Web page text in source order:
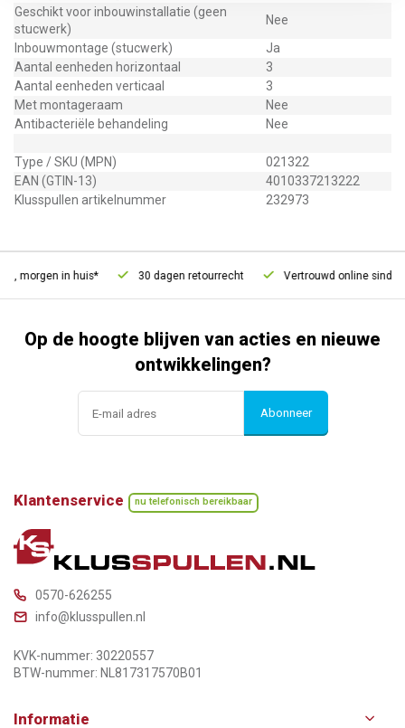
Geschikt voor inbouwinstallatie (geen
stucwerk)
Nee
Inbouwmontage (stucwerk)
Ja
Aantal eenheden horizontaal
3
Aantal eenheden verticaal
3
Met montageraam
Nee
Antibacteriële behandeling
Nee
Type / SKU (MPN)
021322
EAN (GTIN-13)
4010337213222
Klusspullen artikelnummer
232973
morgen in huis* 30 dagen retourrecht Vertrouwd online sinds
Op de hoogte blijven van acties en nieuwe
ontwikkelingen?
Abonneer
Klantenservice nu telefonisch bereikbaar
0570-626255
info@klusspullen.nl
KVK-nummer: 30220557
BTW-nummer: NL817317570B01
Informatie